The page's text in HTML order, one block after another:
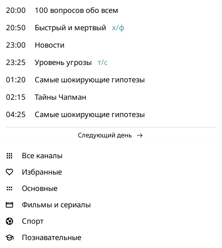
20:00
100 вопросов обо всем
20:50
Быстрый и мертвый х/ф
23:00
Новости
23:25
Уровень угрозы т/с
01:20
Самые шокирующие гипотезы
02:15
Тайны Чапман
04:25
Самые шокирующие гипотезы
Следующий день
Все каналы
Избранные
Основные
Фильмы и сериалы
Спорт
Познавательные